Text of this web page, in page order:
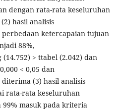
dengan rata-rata keseluruhan
hasil analisis
ketercapaian tujuan
88%,
> ttabel (2.042) dan
< 0,05 dan
(3) hasil analisis
rata-rata keseluruhan
99% masuk pada kriteria